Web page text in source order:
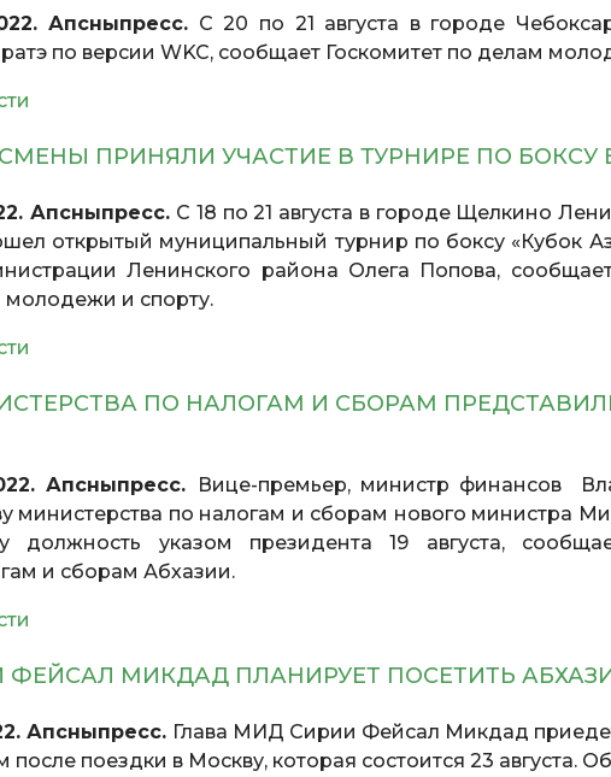
Апсныпресс. С 20 по 21 августа в городе
по версии WKC, сообщает Госкомитет по делам
ПРИНЯЛИ УЧАСТИЕ В ТУРНИРЕ ПО БОКСУ
Апсныпресс. С 18 по 21 августа в городе Щелкино
открытый муниципальный турнир по боксу «Кубок
Ленинского района Олега Попова,
молодежи и спорту.
ПО НАЛОГАМ И СБОРАМ
Апсныпресс.
Вице-премьер, министр финансов
министерства по налогам и сборам нового министра
должность указом президента 19 августа,
и сборам Абхазии.
ФЕЙСАЛ МИКДАД ПЛАНИРУЕТ ПОСЕТИТЬ
Апсныпресс. Глава МИД Сирии Фейсал Микдад
поездки в Москву, которая состоится 23 августа.